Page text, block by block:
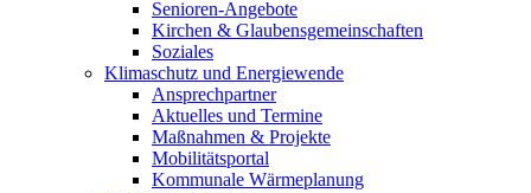
Senioren-Angebote
Kirchen & Glaubensgemeinschaften
Soziales
Klimaschutz und Energiewende
Ansprechpartner
Aktuelles und Termine
Maßnahmen & Projekte
Mobilitätsportal
Kommunale Wärmeplanung